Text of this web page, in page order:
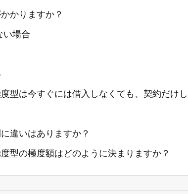
かりますか？
い場合
型は今すぐには借入しなくても、契約だけ
違いはありますか？
型の極度額はどのように決まりますか？